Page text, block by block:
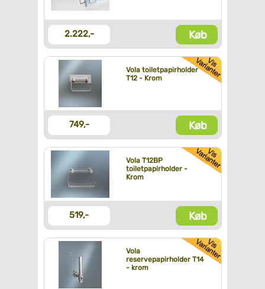
2.222,- Køb
Vola toiletpapirholder
T12 - Krom
749,- Køb
Vola T12BP
toiletpapirholder -
Krom
519,- Køb
Vola
reservepapirholder T14
- krom